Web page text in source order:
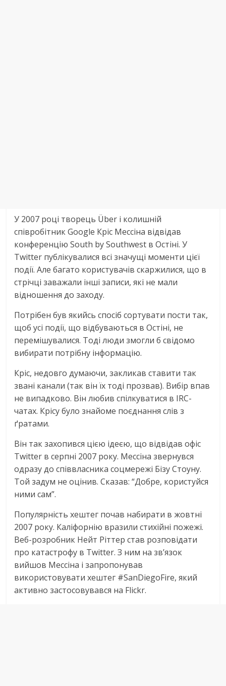
У 2007 році творець Über і колишній
співробітник Google Кріс Мессіна відвідав
конференцію South by Southwest в Остіні. У
Twitter публікувалися всі значущі моменти цієї
події. Але багато користувачів скаржилися, що в
стрічці заважали інші записи, які не мали
відношення до заходу.
Потрібен був якийсь спосіб сортувати пости так,
щоб усі події, що відбуваються в Остіні, не
перемішувалися. Тоді люди змогли б свідомо
вибирати потрібну інформацію.
Кріс, недовго думаючи, закликав ставити так
звані канали (так він їх тоді прозвав). Вибір впав
не випадково. Він любив спілкуватися в IRC-
чатах. Крісу було знайоме поєднання слів з
ґратами.
Він так захопився цією ідеєю, що відвідав офіс
Twitter в серпні 2007 року. Мессіна звернувся
одразу до співвласника соцмережі Бізу Стоуну.
Той задум не оцінив. Сказав: “Добре, користуйся
ними сам”.
Популярність хештег почав набирати в жовтні
2007 року. Каліфорнію вразили стихійні пожежі.
Веб-розробник Нейт Ріттер став розповідати
про катастрофу в Twitter. З ним на зв’язок
вийшов Мессіна і запропонував
використовувати хештег #SanDiegoFire, який
активно застосовувався на Flickr.